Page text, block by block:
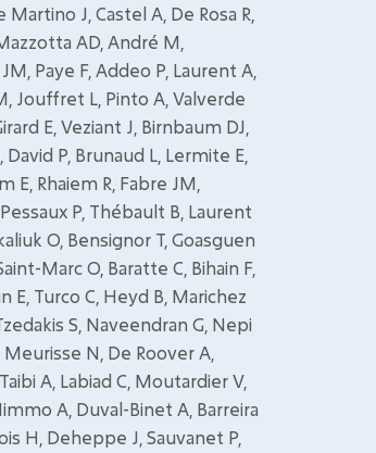
J, Castel A, De Rosa R,
AD, André M,
Paye F, Addeo P, Laurent A,
Jouffret L, Pinto A, Valverde
E, Veziant J, Birnbaum DJ,
P, Brunaud L, Lermite E,
E, Rhaiem R, Fabre JM,
P, Thébault B, Laurent
O, Bensignor T, Goasguen
Marc O, Baratte C, Bihain F,
E, Turco C, Heyd B, Marichez
S, Naveendran G, Nepi
Meurisse N, De Roover A,
A, Labiad C, Moutardier V,
A, Duval-Binet A, Barreira
H, Deheppe J, Sauvanet P,